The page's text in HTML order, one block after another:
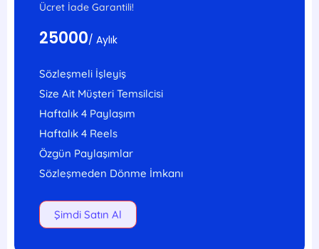
Ücret İade Garantili!
25000/ Aylık
Sözleşmeli İşleyiş
Size Ait Müşteri Temsilcisi
Haftalık 4 Paylaşım
Haftalık 4 Reels
Özgün Paylaşımlar
Sözleşmeden Dönme İmkanı
Şimdi Satın Al